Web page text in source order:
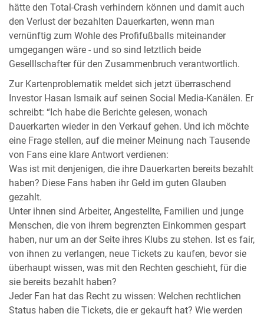
hätte den Total-Crash verhindern können und damit auch
den Verlust der bezahlten Dauerkarten, wenn man
vernünftig zum Wohle des Profifußballs miteinander
umgegangen wäre - und so sind letztlich beide
Geselllschafter für den Zusammenbruch verantwortlich.
Zur Kartenproblematik meldet sich jetzt überraschend
Investor Hasan Ismaik auf seinen Social Media-Kanälen. Er
schreibt: “Ich habe die Berichte gelesen, wonach
Dauerkarten wieder in den Verkauf gehen. Und ich möchte
eine Frage stellen, auf die meiner Meinung nach Tausende
von Fans eine klare Antwort verdienen:
Was ist mit denjenigen, die ihre Dauerkarten bereits bezahlt
haben? Diese Fans haben ihr Geld im guten Glauben
gezahlt.
Unter ihnen sind Arbeiter, Angestellte, Familien und junge
Menschen, die von ihrem begrenzten Einkommen gespart
haben, nur um an der Seite ihres Klubs zu stehen. Ist es fair,
von ihnen zu verlangen, neue Tickets zu kaufen, bevor sie
überhaupt wissen, was mit den Rechten geschieht, für die
sie bereits bezahlt haben?
Jeder Fan hat das Recht zu wissen: Welchen rechtlichen
Status haben die Tickets, die er gekauft hat? Wie werden